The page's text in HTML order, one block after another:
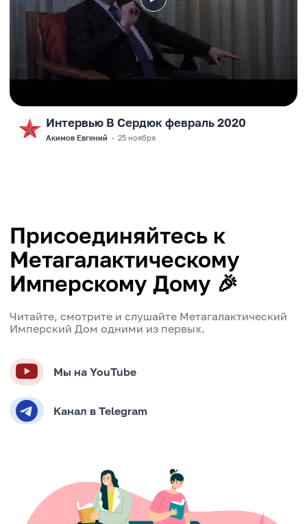
F Интервью В Сердюк февраль 2020
Акимов Евгений · 25 ноября
Присоединяйтесь к
Метагалактическому
Имперскому Дому 🎉
Читайте, смотрите и слушайте Метагалактический
Имперский Дом одними из первых.
Мы на YouTube
Канал в Telegram